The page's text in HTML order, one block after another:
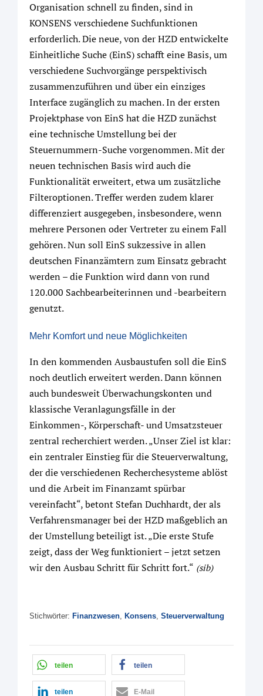
Organisation schnell zu finden, sind in
KONSENS verschiedene Suchfunktionen
erforderlich. Die neue, von der HZD entwickelte
Einheitliche Suche (EinS) schafft eine Basis, um
verschiedene Suchvorgänge perspektivisch
zusammenzuführen und über ein einziges
Interface zugänglich zu machen. In der ersten
Projektphase von EinS hat die HZD zunächst
eine technische Umstellung bei der
Steuernummern-Suche vorgenommen. Mit der
neuen technischen Basis wird auch die
Funktionalität erweitert, etwa um zusätzliche
Filteroptionen. Treffer werden zudem klarer
differenziert ausgegeben, insbesondere, wenn
mehrere Personen oder Vertreter zu einem Fall
gehören. Nun soll EinS sukzessive in allen
deutschen Finanzämtern zum Einsatz gebracht
werden – die Funktion wird dann von rund
120.000 Sachbearbeiterinnen und -bearbeitern
genutzt.
Mehr Komfort und neue Möglichkeiten
In den kommenden Ausbaustufen soll die EinS
noch deutlich erweitert werden. Dann können
auch bundesweit Überwachungskonten und
klassische Veranlagungsfälle in der
Einkommen-, Körperschaft- und Umsatzsteuer
zentral recherchiert werden. „Unser Ziel ist klar:
ein zentraler Einstieg für die Steuerverwaltung,
der die verschiedenen Recherchesysteme ablöst
und die Arbeit im Finanzamt spürbar
vereinfacht“, betont Stefan Duchhardt, der als
Verfahrensmanager bei der HZD maßgeblich an
der Umstellung beteiligt ist. „Die erste Stufe
zeigt, dass der Weg funktioniert – jetzt setzen
wir den Ausbau Schritt für Schritt fort.“ (sib)
Stichwörter: Finanzwesen, Konsens, Steuerverwaltung
teilen teilen
teilen E-Mail